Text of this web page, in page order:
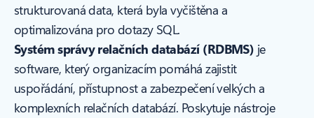
strukturovaná data, která byla vyčištěna a
optimalizována pro dotazy SQL.
Systém správy relačních databází (RDBMS) je
software, který organizacím pomáhá zajistit
uspořádání, přístupnost a zabezpečení velkých a
komplexních relačních databází. Poskytuje nástroje